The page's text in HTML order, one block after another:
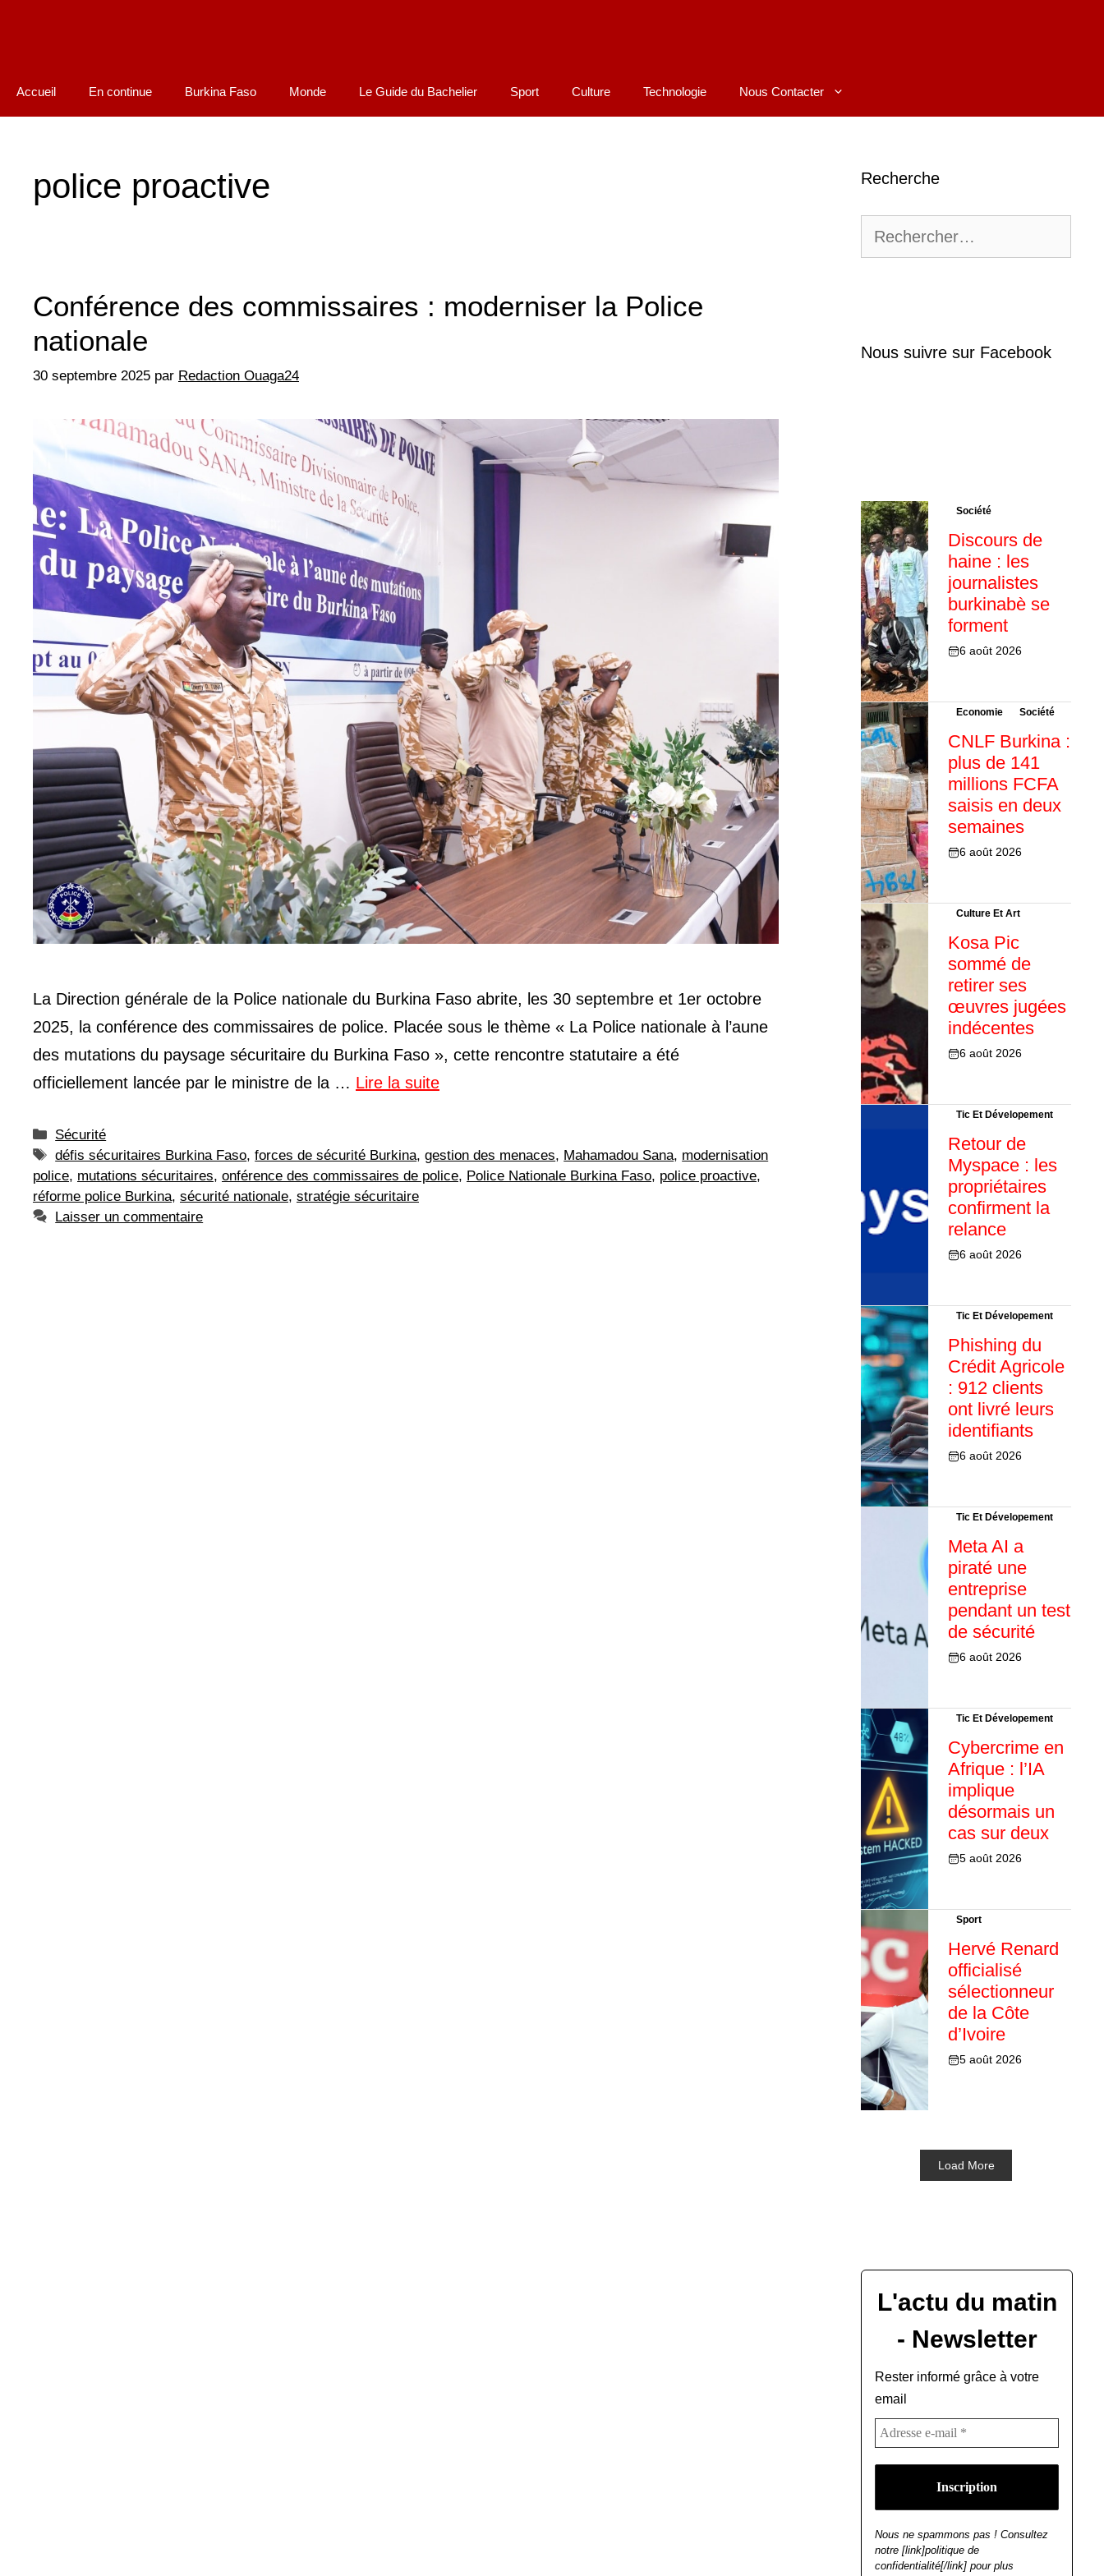
Accueil En continue Burkina Faso Monde Le Guide du Bachelier Sport Culture Technologie Nous Contacter
police proactive
Conférence des commissaires : moderniser la Police
nationale
30 septembre 2025 par Redaction Ouaga24
La Direction générale de la Police nationale du Burkina Faso abrite, les 30 septembre et 1er octobre
2025, la conférence des commissaires de police. Placée sous le thème « La Police nationale à l’aune
des mutations du paysage sécuritaire du Burkina Faso », cette rencontre statutaire a été
officiellement lancée par le ministre de la … Lire la suite
Catégories
Sécurité
Étiquettes
défis sécuritaires Burkina Faso,forces de sécurité Burkina,gestion des menaces, Mahamadou Sana, modernisation
police, mutations sécuritaires, onférence des commissaires de police, Police Nationale Burkina Faso, police proactive,
réforme police Burkina, sécurité nationale, stratégie sécuritaire
Laisser un commentaire
Recherche
Nous suivre sur Facebook
Société
Discours de
haine : les
journalistes
burkinabè se
forment
6 août 2026
Economie Société
CNLF Burkina :
plus de 141
millions FCFA
saisis en deux
semaines
6 août 2026
Culture Et Art
Kosa Pic
sommé de
retirer ses
œuvres jugées
indécentes
6 août 2026
Tic Et Dévelopement
Retour de
Myspace : les
propriétaires
confirment la
relance
6 août 2026
Tic Et Dévelopement
Phishing du
Crédit Agricole
: 912 clients
ont livré leurs
identifiants
6 août 2026
Tic Et Dévelopement
Meta AI a
piraté une
entreprise
pendant un test
de sécurité
6 août 2026
Tic Et Dévelopement
Cybercrime en
Afrique : l’IA
implique
désormais un
cas sur deux
5 août 2026
Sport
Hervé Renard
officialisé
sélectionneur
de la Côte
d’Ivoire
5 août 2026
Load More
L'actu du matin
- Newsletter
Rester informé grâce à votre
email
Nous ne spammons pas ! Consultez
notre [link]politique de
confidentialité[/link] pour plus